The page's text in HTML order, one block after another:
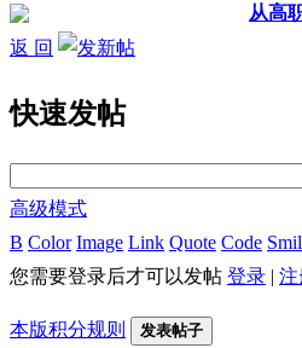
从高
返 回
快速发帖
高级模式
B Color Image Link Quote Code
您需要登录后才可以发帖 登录 | 注
本版积分规则 发表帖子